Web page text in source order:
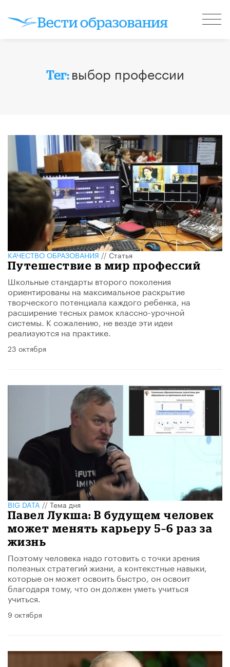
Тег: выбор профессии
КАЧЕСТВО ОБРАЗОВАНИЯ//Статья
Путешествие в мир профессий
Школьные стандарты второго поколения
ориентированы на максимальное раскрытие
творческого потенциала каждого ребенка, на
расширение тесных рамок классно-урочной
системы. К сожалению, не везде эти идеи
реализуются на практике.
23 октября
BIG DATA//Тема дня
Павел Лукша: В будущем человек
может менять карьеру ​5–6 раз за
жизнь
Поэтому человека надо готовить с точки зрения
полезных стратегий жизни, а контекстные навыки,
которые он может освоить быстро, он освоит
благодаря тому, что он должен уметь учиться
учиться.
9 октября